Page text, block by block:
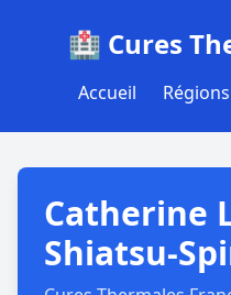
🏥 Cures
Accueil Régions
Catherine
Shiatsu-